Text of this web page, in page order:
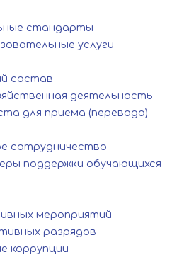
стандарты
услуги
состав
деятельность
для приема (перевода)
сотрудничество
поддержки обучающихся
мероприятий
разрядов
коррупции